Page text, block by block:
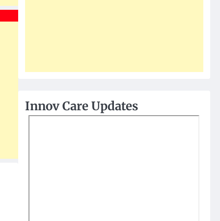
Innov Care Updates